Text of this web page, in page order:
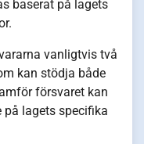
baserat på lagets
vanligtvis två
kan stödja både
försvaret kan
på lagets specifika